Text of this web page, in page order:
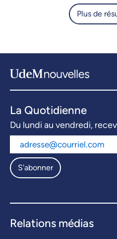
Plus de
La Quotidienne
Du lundi au vendredi,
S'abonner
Relations médias